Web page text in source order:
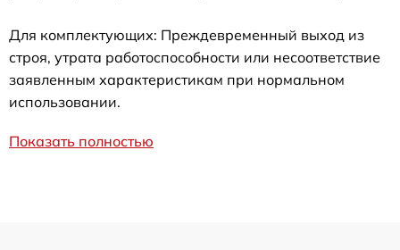
Для комплектующих: Преждевременный выход из
строя, утрата работоспособности или несоответствие
заявленным характеристикам при нормальном
использовании.
Показать полностью